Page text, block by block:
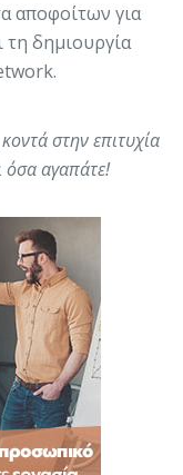
αποφοίτων για
τη δημιουργία
στην επιτυχία
όσα αγαπάτε!